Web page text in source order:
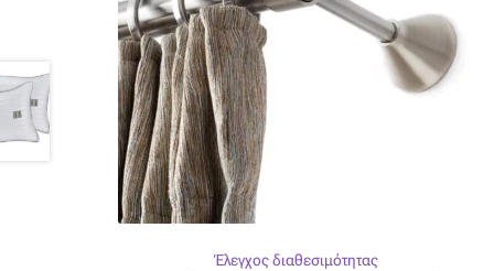
Έλεγχος διαθεσιμότητας